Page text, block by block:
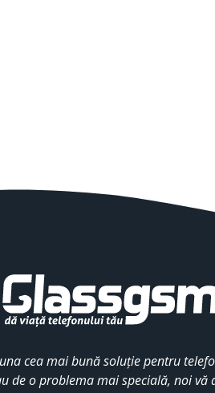
cea mai bună soluție pentru
de o problema mai specială, noi